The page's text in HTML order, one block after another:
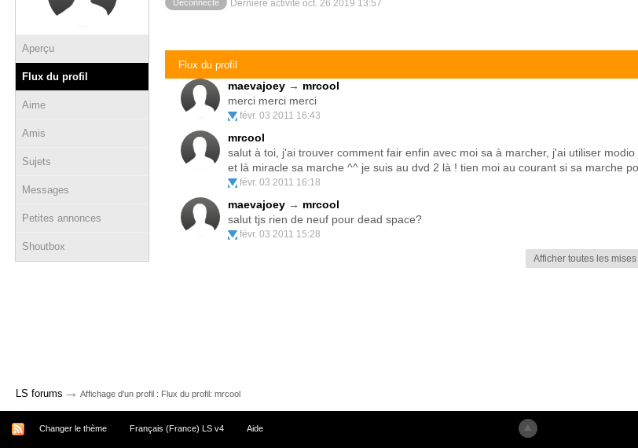
Aperçu
Flux du profil
Aime
Amis
Sujets
Messages
Petites annonces
Shoutbox
Déconnecté Dernière activité oct. 26 2019 13:57
Flux du profil
maevajoey → mrcool
merci merci merci
févr. 03 2011 16:43
mrcool
salut à toi, j'ai trouver comment fair enfin avec moi sa à marcher, j'ai utiliser
et là miracle sa marche ^^ je suis au dvd 2 là ! tien moi au courant si sa marche
févr. 03 2011 16:18
maevajoey → mrcool
salut tjs rien de neuf pour dead space?
févr. 03 2011 15:28
Afficher toutes les
LS forums → Affichage d'un profil : Flux du profil: mrcool
Changer le thème Français (France) LS v4 Aide